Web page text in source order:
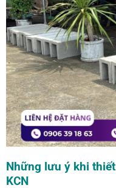
Những lưu ý khi
KCN